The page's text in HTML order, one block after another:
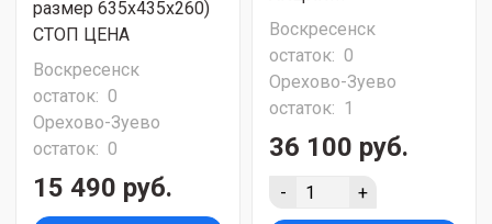
размер 635х435х260)
СТОП ЦЕНА
Воскресенск
остаток: 0
Орехово-Зуево
остаток: 0
15 490 руб.
Воскресенск
остаток: 0
Орехово-Зуево
остаток: 1
36 100 руб.
- +